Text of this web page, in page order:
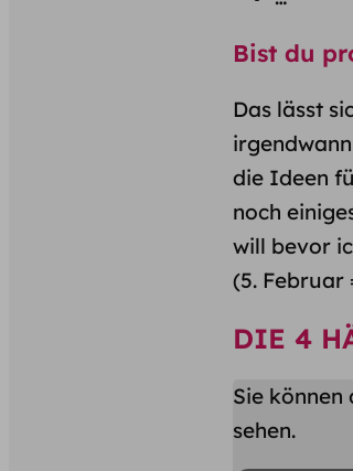
Bist du
Das lässt
die Ideen
noch
will bevor
(5. Februar
DIE 4
Sie
sehen.